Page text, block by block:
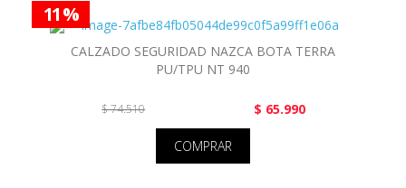
11 %
CALZADO SEGURIDAD NAZCA BOTA TERRA
PU/TPU NT 940
$ 74.510 $ 65.990
COMPRAR